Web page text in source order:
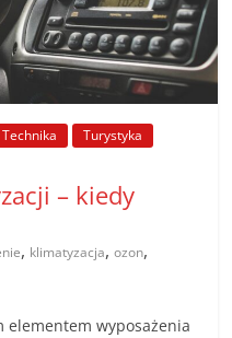
Technika
Turystyka
– kiedy
, klimatyzacja,ozon,
elementem wyposażenia